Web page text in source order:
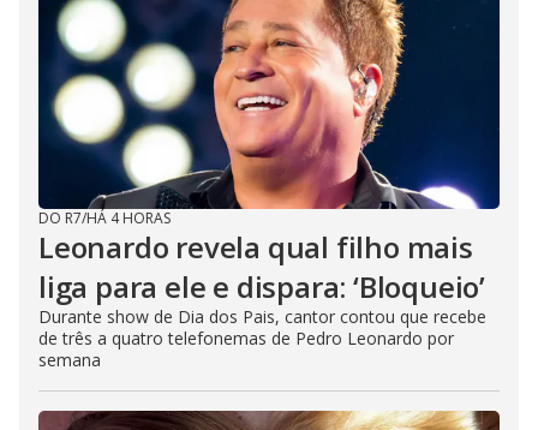
DO R7/HÁ 4 HORAS
Leonardo revela qual filho mais
liga para ele e dispara: ‘Bloqueio’
Durante show de Dia dos Pais, cantor contou que recebe
de três a quatro telefonemas de Pedro Leonardo por
semana